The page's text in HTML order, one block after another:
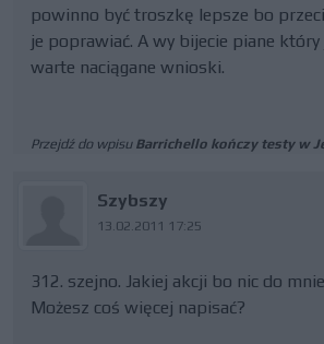
powinno być troszkę lepsze bo
je poprawiać. A wy bijecie piane
warte naciągane wnioski.
Przejdź do wpisu Barrichello kończy testy w
Szybszy
13.02.2011 17:25
312. szejno. Jakiej akcji bo nic do
Możesz coś więcej napisać?